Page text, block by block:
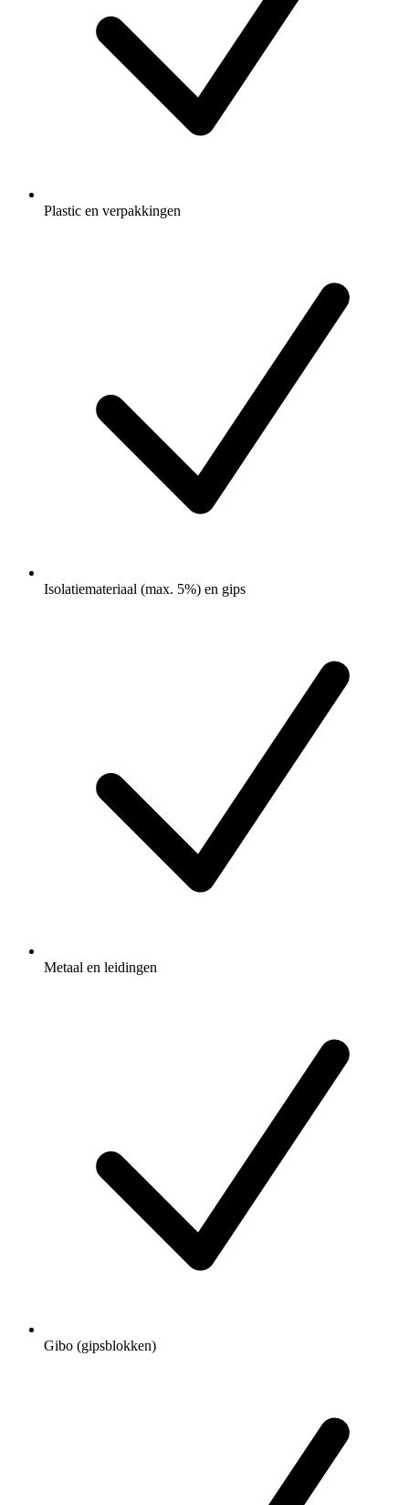
Plastic en verpakkingen
Isolatiemateriaal (max. 5%) en gips
Metaal en leidingen
Gibo (gipsblokken)